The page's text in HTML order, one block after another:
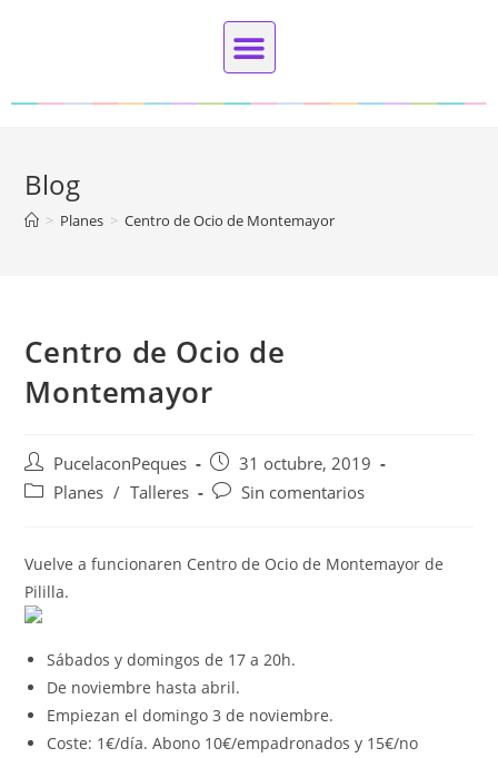
Blog
> Planes > Centro de Ocio de Montemayor
Centro de Ocio de
Montemayor
PucelaconPeques
31 octubre, 2019
Planes / Talleres Sin comentarios
Vuelve a funcionaren Centro de Ocio de Montemayor de
Pililla.
Sábados y domingos de 17 a 20h.
De noviembre hasta abril.
Empiezan el domingo 3 de noviembre.
Coste: 1€/día. Abono 10€/empadronados y 15€/no